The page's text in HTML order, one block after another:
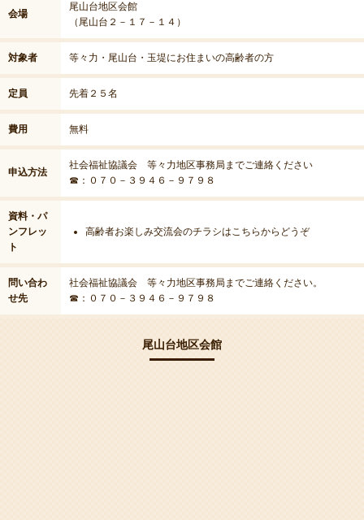
会場
尾山台地区会館
（尾山台２－１７－１４）
対象者 等々力・尾山台・玉堤にお住まいの高齢者の方
定員 先着２５名
費用 無料
申込方法
社会福祉協議会 等々力地区事務局までご連絡ください
☎：０７０－３９４６－９７９８
資料・パ
ンフレッ
ト
高齢者お楽しみ交流会のチラシはこちらからどうぞ
問い合わ
せ先
社会福祉協議会 等々力地区事務局までご連絡ください。
☎：０７０－３９４６－９７９８
尾山台地区会館